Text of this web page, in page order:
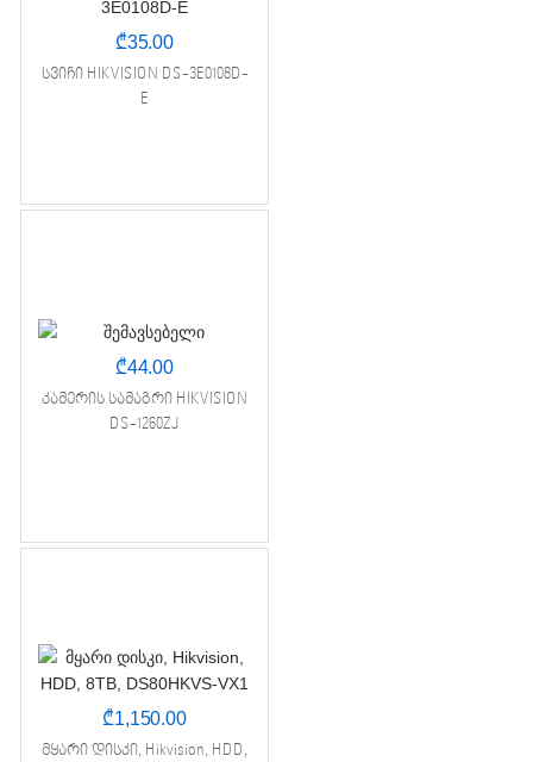
₾35.00
სვიჩი HIKVISION DS-3E0108D-
E
₾44.00
კამერის სამაგრი HIKVISION
DS-1260ZJ
₾1,150.00
მყარი დისკი, Hikvision, HDD,